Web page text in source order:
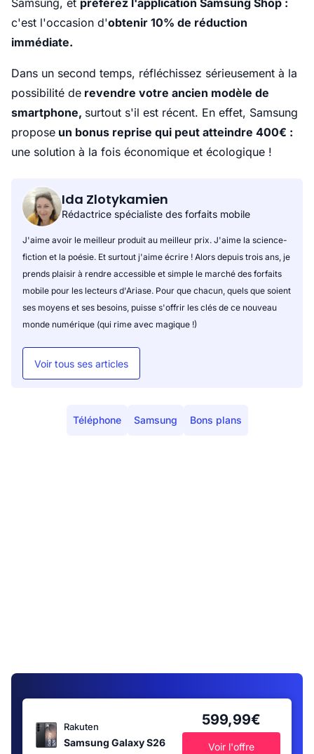
Samsung, et préférez l'application Samsung Shop :
c'est l'occasion d'obtenir 10% de réduction
immédiate.
Dans un second temps, réfléchissez sérieusement à la
possibilité de revendre votre ancien modèle de
smartphone, surtout s'il est récent. En effet, Samsung
propose un bonus reprise qui peut atteindre 400€ :
une solution à la fois économique et écologique !
Ida Zlotykamien
Rédactrice spécialiste des forfaits mobile
J'aime avoir le meilleur produit au meilleur prix. J'aime la science-
fiction et la poésie. Et surtout j'aime écrire ! Alors depuis trois ans, je
prends plaisir à rendre accessible et simple le marché des forfaits
mobile pour les lecteurs d'Ariase. Pour que chacun, quels que soient
ses moyens et ses besoins, puisse s'offrir les clés de ce nouveau
monde numérique (qui rime avec magique !)
Voir tous ses articles
Téléphone Samsung Bons plans
Rakuten
Samsung Galaxy S26
599,99€
Voir l'offre